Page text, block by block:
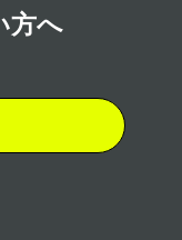
方へ